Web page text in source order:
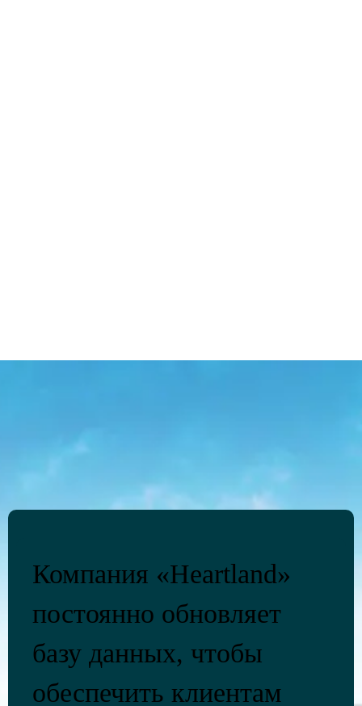
Компания «Heartland»
постоянно обновляет
базу данных, чтобы
обеспечить клиентам